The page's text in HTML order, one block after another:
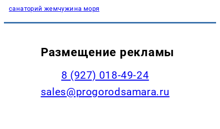
cанаторий жемчужина моря
Размещение рекламы
8 (927) 018-49-24
sales@progorodsamara.ru